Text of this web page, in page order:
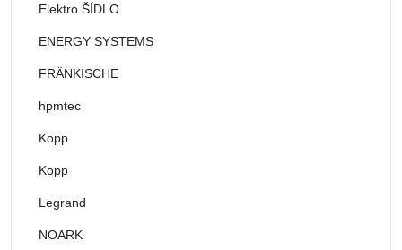
Elektro ŠÍDLO
ENERGY SYSTEMS
FRÄNKISCHE
hpmtec
Kopp
Kopp
Legrand
NOARK